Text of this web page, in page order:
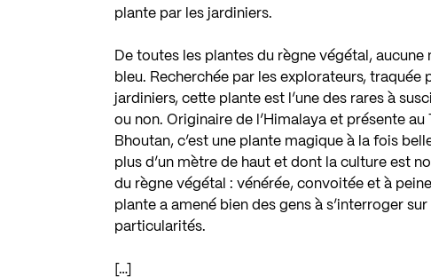
plante par les jardiniers.
De toutes les plantes du règne végétal, aucune
bleu. Recherchée par les explorateurs,
jardiniers, cette plante est l’une des rares à
ou non. Originaire de l’Himalaya et présente
Bhoutan, c’est une plante magique à la fois
plus d’un mètre de haut et dont la culture est
du règne végétal : vénérée, convoitée et à
plante a amené bien des gens à s’interroger
particularités.
[…]